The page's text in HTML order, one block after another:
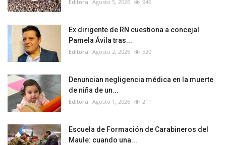
Editora Agosto 5, 2026 946
Ex dirigente de RN cuestiona a concejal
Pamela Ávila tras...
Editora Agosto 2, 2026 520
Denuncian negligencia médica en la muerte
de niña de un...
Editora Agosto 1, 2026 211
Escuela de Formación de Carabineros del
Maule: cuando una...